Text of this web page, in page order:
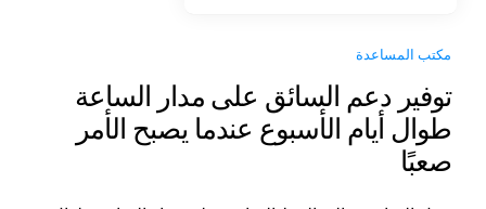
مكتب المساعدة
توفير دعم السائق على مدار الساعة
طوال أيام الأسبوع عندما يصبح الأمر
صعبًا